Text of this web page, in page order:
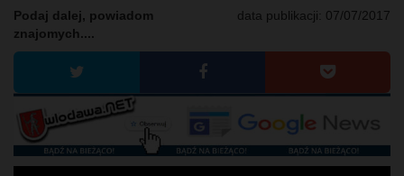
data publikacji: 07/07/2017
Podaj dalej, powiadom
znajomych....